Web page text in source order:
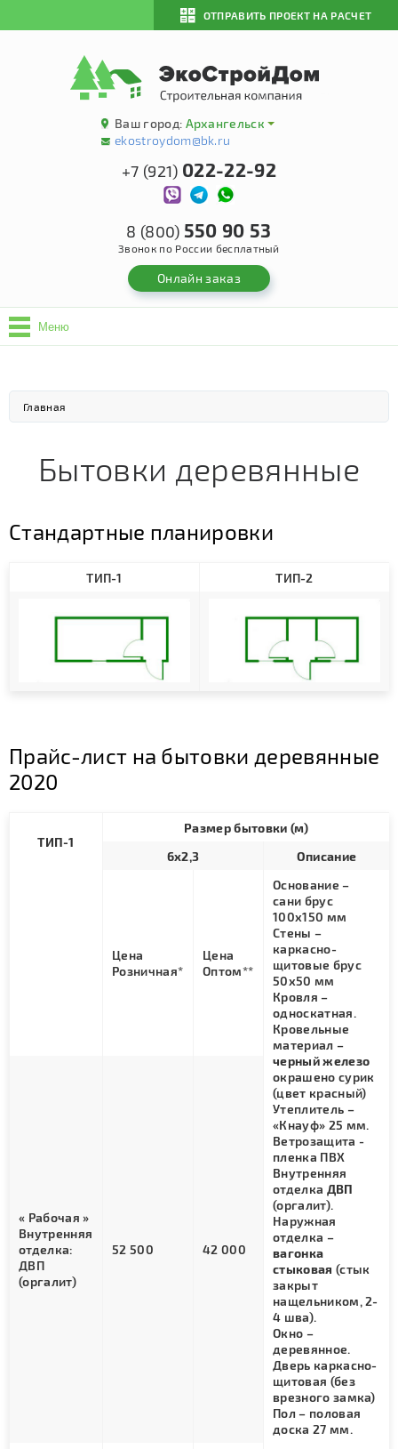
ОТПРАВИТЬ ПРОЕКТ НА РАСЧЕТ
Ваш город: Архангельск
ekostroydom@bk.ru
+7 (921) 022-22-92
8 (800) 550 90 53
Звонок по России бесплатный
Онлайн заказ
Меню
Главная
Бытовки деревянные
Стандартные планировки
ТИП-1 ТИП-2
Прайс-лист на бытовки деревянные
2020
ТИП-1
Размер бытовки (м)
6х2,3
Описание
Цена
Розничная*
Цена
Оптом**
Основание –
сани брус
100х150 мм
Стены –
каркасно-
щитовые брус
50х50 мм
Кровля –
односкатная.
Кровельные
материал –
черный железо
окрашено сурик
(цвет красный)
Утеплитель –
«Кнауф» 25 мм.
Ветрозащита -
пленка ПВХ
Внутренняя
отделка ДВП
(оргалит).
Наружная
отделка –
вагонка
стыковая (стык
закрыт
нащельником, 2-
4 шва).
Окно –
деревянное.
Дверь каркасно-
щитовая (без
врезного замка)
Пол – половая
доска 27 мм.
« Рабочая »
Внутренняя
отделка:
ДВП
(оргалит)
52 500 42 000